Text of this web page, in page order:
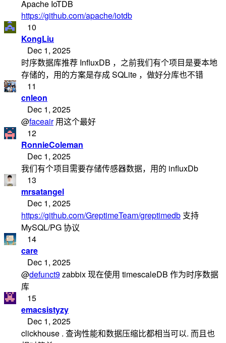
Apache IoTDB
https://github.com/apache/iotdb
10
KongLiu
Dec 1, 2025
时序数据库推荐 InfluxDB ，之前我们有个项目是要本地
存储的，用的方案是存成 SQLite ，做好分库也不错
11
cnleon
Dec 1, 2025
@faceair用这个最好
12
RonnieColeman
Dec 1, 2025
我们有个项目需要存储传感器数据，用的 influxDb
13
mrsatangel
Dec 1, 2025
https://github.com/GreptimeTeam/greptimedb 支持
MySQL/PG 协议
14
care
Dec 1, 2025
@defunct9zabbix 现在使用 timescaleDB 作为时序数据
库
15
emacsistyzy
Dec 1, 2025
clickhouse . 查询性能和数据压缩比都相当可以. 而且也